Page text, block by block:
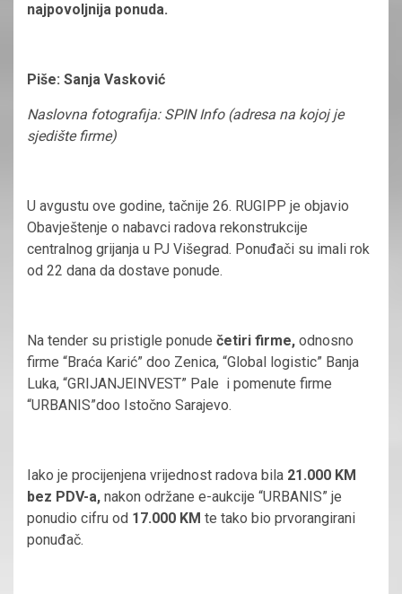
najpovoljnija ponuda.
Piše: Sanja Vasković
Naslovna fotografija: SPIN Info (adresa na kojoj je
sjedište firme)
U avgustu ove godine, tačnije 26. RUGIPP je objavio
Obavještenje o nabavci radova rekonstrukcije
centralnog grijanja u PJ Višegrad. Ponuđači su imali rok
od 22 dana da dostave ponude.
Na tender su pristigle ponude četiri firme, odnosno
firme “Braća Karić” doo Zenica, “Global logistic” Banja
Luka, “GRIJANJEINVEST” Pale i pomenute firme
“URBANIS”doo Istočno Sarajevo.
Iako je procijenjena vrijednost radova bila 21.000 KM
bez PDV-a, nakon održane e-aukcije “URBANIS” je
ponudio cifru od 17.000 KM te tako bio prvorangirani
ponuđač.